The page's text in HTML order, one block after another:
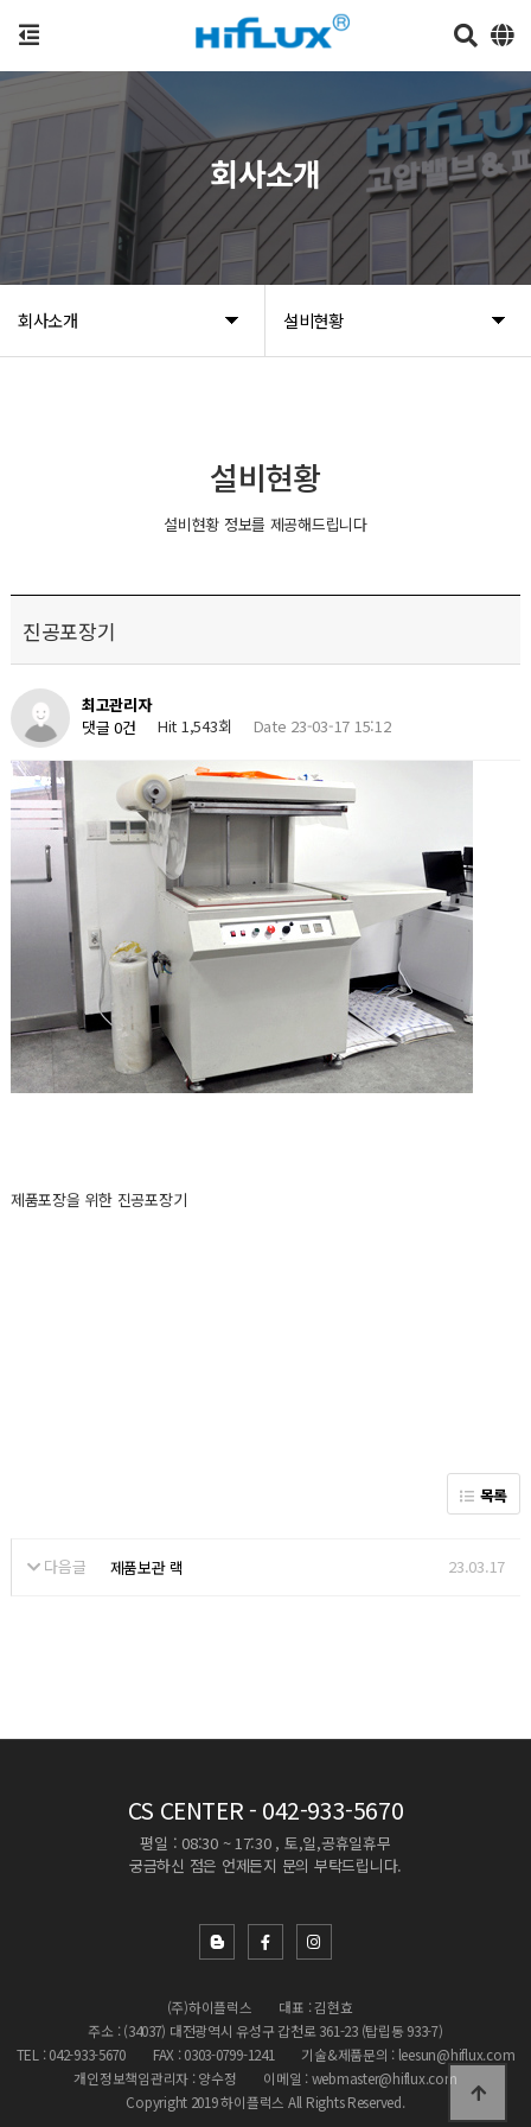
회사소개 설비현황
회사소개
설비현황
설비현황 정보를 제공해드립니다
진공포장기
최고관리자
댓글 0건
Hit 1,543회 Date 23-03-17 15:12
제품포장을 위한 진공포장기
목록
다음글 제품보관 랙 23.03.17
CS CENTER - 042-933-5670
평일 : 08:30 ~ 17:30 , 토,일,공휴일휴무
궁금하신 점은 언제든지 문의 부탁드립니다.
(주)하이플럭스
대표 : 김현효
주소 : (34037) 대전광역시 유성구 갑천로 361-23 (탑립동 933-7)
TEL : 042-933-5670
FAX : 0303-0799-1241
기술&제품문의 : leesun@hiflux.com
개인정보책임관리자 : 양수정
이메일 : webmaster@hiflux.com
Copyright 2019 하이플럭스 All Rights Reserved.